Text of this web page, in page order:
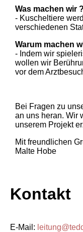
Was machen wir ?
- Kuscheltiere
verschiedenen
Warum machen
- Indem wir
wollen wir
vor dem
Bei Fragen zu
an uns heran. Wir
unserem Projekt
Mit freundlichen
Malte Hobe
Kontakt
E-Mail: